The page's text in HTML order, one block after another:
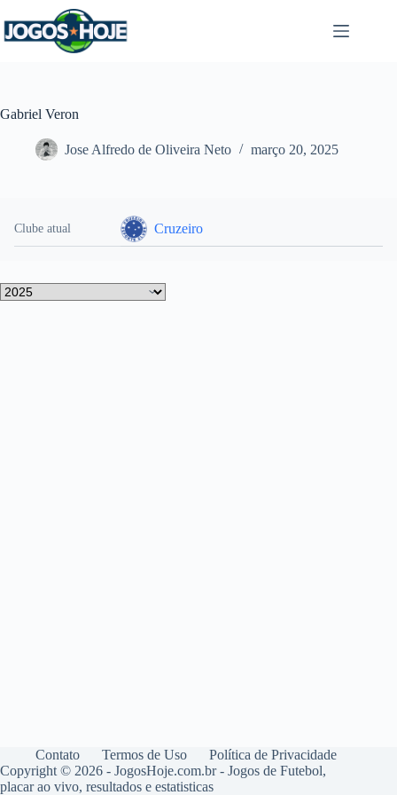
para
o
Gabriel Veron
Jose Alfredo de Oliveira Neto março 20, 2025
Clube atual Cruzeiro
Contato Termos de Uso
Política de Privacidade
Copyright © 2026 - JogosHoje.com.br - Jogos de Futebol,
placar ao vivo, resultados e estatisticas